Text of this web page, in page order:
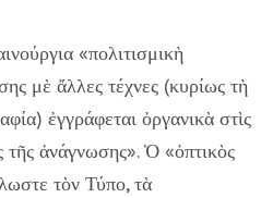
«πολιτισμικὴ
μὲ ἄλλες τέχνες (κυρίως τὴ
ἐγγράφεται ὀργανικὰ στὶς
τῆς ἀνάγνωσης». Ὁ «ὀπτικὸς
τὸν Τύπο, τὰ